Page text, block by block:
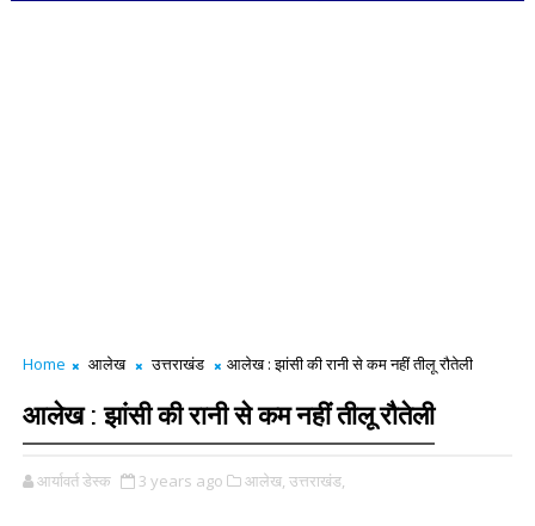
Home आलेख उत्तराखंड आलेख : झांसी की रानी से कम नहीं तीलू रौतेली
आलेख : झांसी की रानी से कम नहीं तीलू रौतेली
आर्यावर्त डेस्क 3 years ago आलेख, उत्तराखंड,